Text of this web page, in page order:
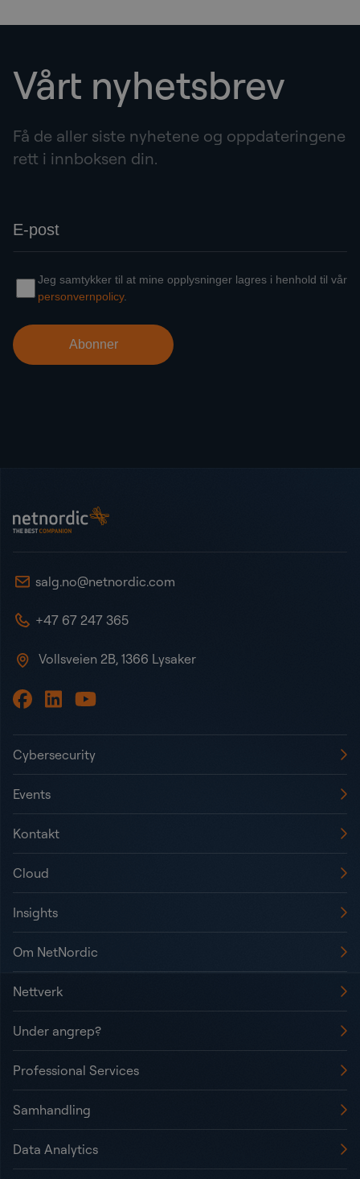
Vårt nyhetsbrev
Få de aller siste nyhetene og oppdateringene
rett i innboksen din.
NetNordic Norway
salg.no@netnordic.com
+47 67 247 365
Vollsveien 2B, 1366 Lysaker
Cybersecurity
Events
Kontakt
Cloud
Insights
Om NetNordic
Nettverk
Under angrep?
Professional Services
Samhandling
Data Analytics